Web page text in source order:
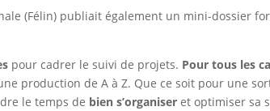
(Félin) publiait également un mini-dossier
pour cadrer le suivi de projets. Pour tous les
production de A à Z. Que ce soit pour une
le temps de bien s’organiser et optimiser sa